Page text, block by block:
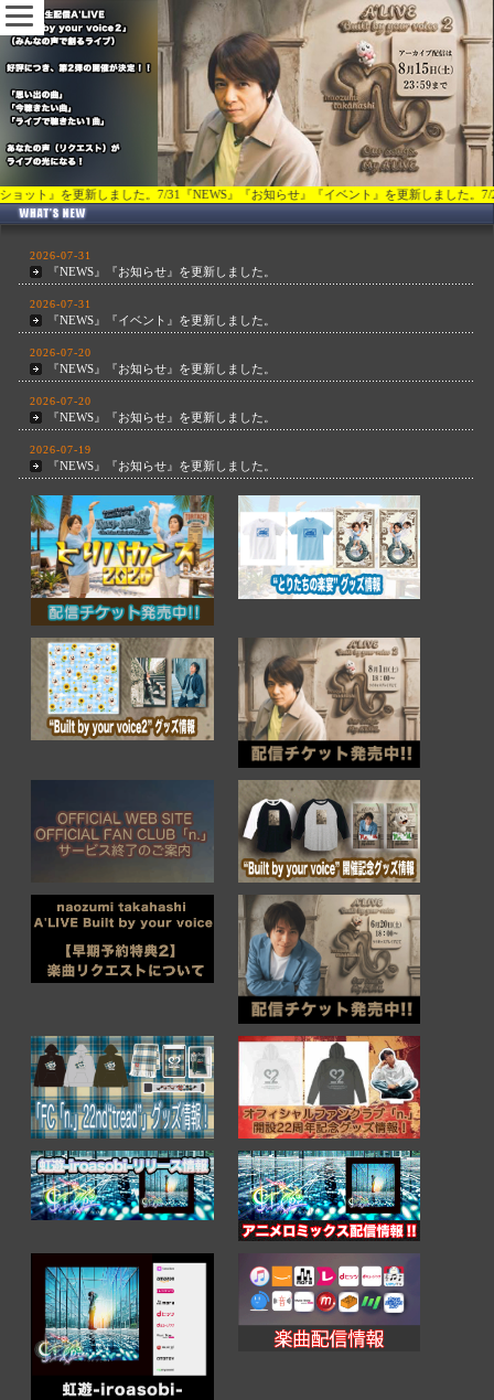
更新しました。7/31『NEWS』『お知らせ』『イベント』を更新しました。7/20『
2026-07-31
『NEWS』『お知らせ』を更新しました。
2026-07-31
『NEWS』『イベント』を更新しました。
2026-07-20
『NEWS』『お知らせ』を更新しました。
2026-07-20
『NEWS』『お知らせ』を更新しました。
2026-07-19
『NEWS』『お知らせ』を更新しました。